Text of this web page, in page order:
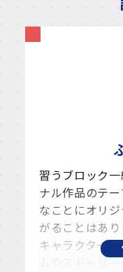
習うブロック
ナル作品のテ
なことにオリ
がることはあ
キャラクター
ムやストーリ